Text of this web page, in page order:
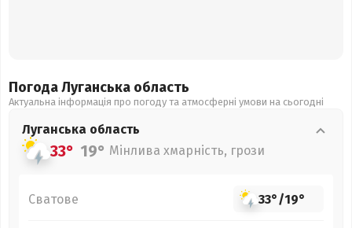
Погода Луганська область
Актуальна інформація про погоду та атмосферні умови на сьогодні
Луганська область
33° 19° Мінлива хмарність, грози
Сватове 33°/19°